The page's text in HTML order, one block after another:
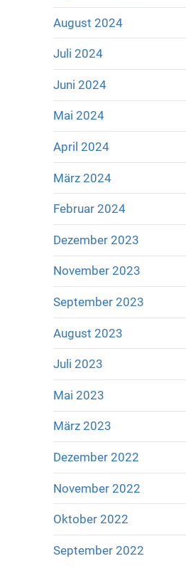
August 2024
Juli 2024
Juni 2024
Mai 2024
April 2024
März 2024
Februar 2024
Dezember 2023
November 2023
September 2023
August 2023
Juli 2023
Mai 2023
März 2023
Dezember 2022
November 2022
Oktober 2022
September 2022